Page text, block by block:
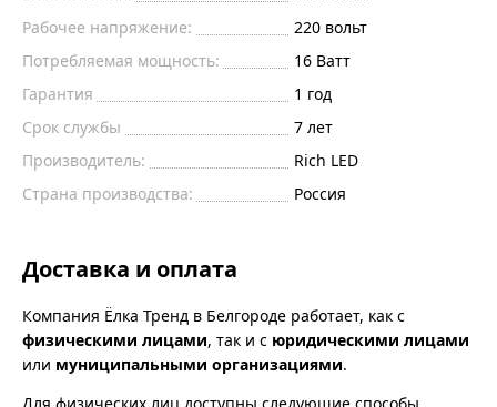
Рабочее напряжение:
220 вольт
Потребляемая мощность:
16 Ватт
Гарантия
1 год
Срок службы
7 лет
Производитель:
Rich LED
Страна производства:
Россия
Доставка и оплата
Компания Ёлка Тренд в Белгороде работает, как с
физическими лицами, так и с юридическими лицами
или муниципальными организациями.
Для физических лиц доступны следующие способы